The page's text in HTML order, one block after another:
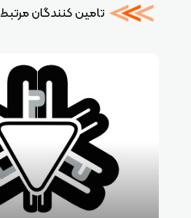
تامین کنندگان مرتبط